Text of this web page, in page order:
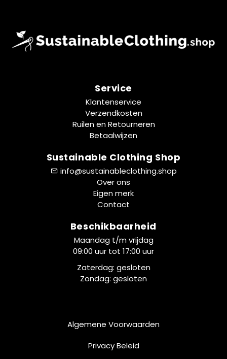
Service
Klantenservice
Verzendkosten
Ruilen en Retourneren
Betaalwijzen
Sustainable Clothing Shop
info@sustainableclothing.shop
Over ons
Eigen merk
Contact
Beschikbaarheid
Maandag t/m vrijdag
09:00 uur tot 17:00 uur
Zaterdag: gesloten
Zondag: gesloten
Algemene Voorwaarden
Privacy Beleid